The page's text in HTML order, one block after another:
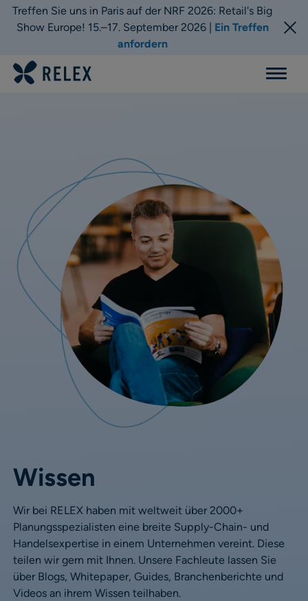
Treffen Sie uns in Paris auf der NRF 2026: Retail's Big
Show Europe! 15.–17. September 2026 | Ein Treffen
anfordern
Menu
Wissen
Wir bei RELEX haben mit weltweit über 2000+
Planungsspezialisten eine breite Supply-Chain- und
Handelsexpertise in einem Unternehmen vereint. Diese
teilen wir gern mit Ihnen. Unsere Fachleute lassen Sie
über Blogs, Whitepaper, Guides, Branchenberichte und
Videos an ihrem Wissen teilhaben.